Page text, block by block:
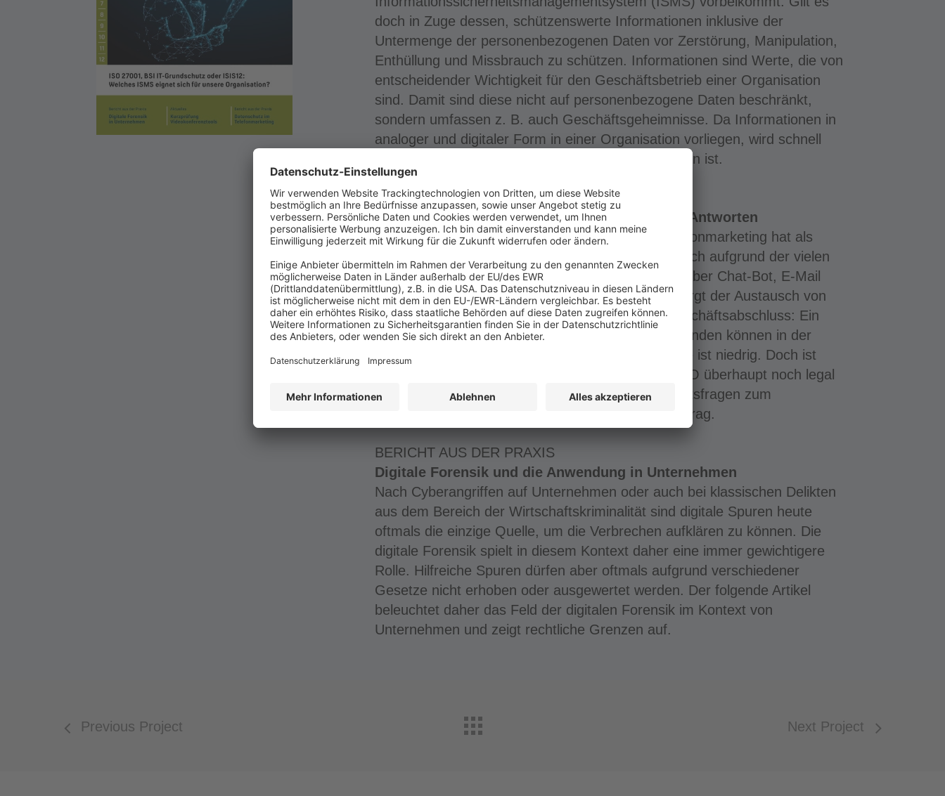
doch in Zuge dessen, schützenswerte Informationen inklusive der
Untermenge der personenbezogenen Daten vor Zerstörung, Manipulation,
Enthüllung und Missbrauch zu schützen. Informationen sind Werte, die von
entscheidender Wichtigkeit für den Geschäftsbetrieb einer Organisation
sind. Damit sind diese nicht auf personenbezogene Daten beschränkt,
sondern umfassen z. B. auch Geschäftsgeheimnisse. Da Informationen in
analoger und digitaler Form in einer Organisation vorliegen, wird schnell
klar, dass es hier mit reiner IT-Sicherheit nicht getan ist.
BERICHT AUS DER PRAXIS
Datenschutz im Telefonmarketing: Fragen und Antworten
Im persönlichen Gespräch überzeugen – das Telefonmarketing hat als
Werbeform einige Vorzüge. Mittlerweile gilt es jedoch aufgrund der vielen
anderen Kommunikationsmöglichkeiten, wie z. B. über Chat-Bot, E-Mail
oder Videomeeting, als Nischengeschäft. Dabei sorgt der Austausch von
Mensch zu Mensch oft für einen erfolgreichen Geschäftsabschluss: Ein
Gespräch ist direkt und verbindlich, Fragen des Kunden können in der
Regel sofort beantwortet werden, die Absprungrate ist niedrig. Doch ist
Telefonmarketing seit dem Inkrafttreten der DSGVO überhaupt noch legal
möglich? Die Antworten auf die wesentlichen Rechtsfragen zum
Telefonmarketing finden Sie im nachfolgenden Beitrag.
BERICHT AUS DER PRAXIS
Digitale Forensik und die Anwendung in Unternehmen
Nach Cyberangriffen auf Unternehmen oder auch bei klassischen Delikten
aus dem Bereich der Wirtschaftskriminalität sind digitale Spuren heute
oftmals die einzige Quelle, um die Verbrechen aufklären zu können. Die
digitale Forensik spielt in diesem Kontext daher eine immer gewichtigere
Rolle. Hilfreiche Spuren dürfen aber oftmals aufgrund verschiedener
Gesetze nicht erhoben oder ausgewertet werden. Der folgende Artikel
beleuchtet daher das Feld der digitalen Forensik im Kontext von
Unternehmen und zeigt rechtliche Grenzen auf.
Previous Project Next Project